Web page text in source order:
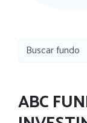
ABC